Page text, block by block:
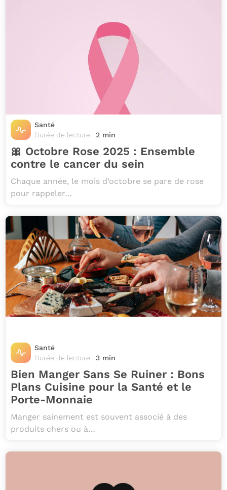
Santé
Durée de lecture : 2 min
🎀 Octobre Rose 2025 : Ensemble
contre le cancer du sein
Chaque année, le mois d’octobre se pare de rose
pour rappeler…
Santé
Durée de lecture : 3 min
Bien Manger Sans Se Ruiner : Bons
Plans Cuisine pour la Santé et le
Porte-Monnaie
Manger sainement est souvent associé à des
produits chers ou à…